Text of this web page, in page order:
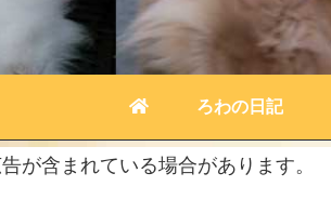
ろわの日記
が含まれている場合があります。